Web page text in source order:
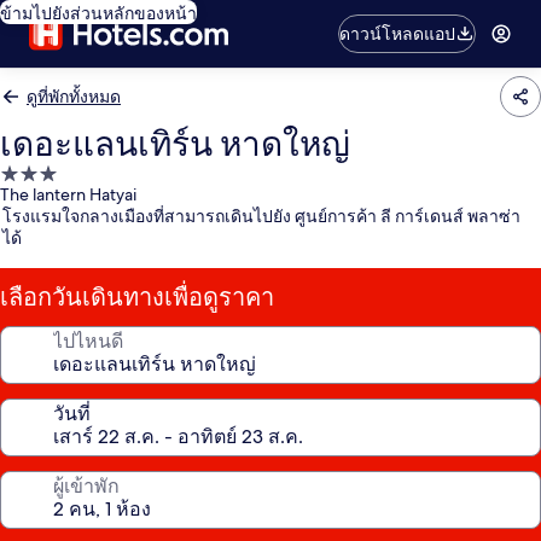
ข้ามไปยังส่วนหลักของหน้า
ดาวน์โหลดแอป
ดูที่พักทั้งหมด
เดอะแลนเทิร์น หาดใหญ่
ที่พัก
3.0
ดาว
The lantern Hatyai
โรงแรมใจกลางเมืองที่สามารถเดินไปยัง ศูนย์การค้า ลี การ์เดนส์ พลาซ่า
ได้
เลือกวันเดินทางเพื่อดูราคา
ไปไหนดี
วันที่
ผู้เข้าพัก